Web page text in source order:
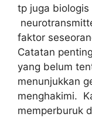
tp juga biologis
faktor
Catatan
yang belum
menunjukkan
menghakimi.
memperburuk